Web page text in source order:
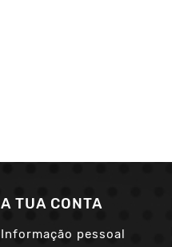
A TUA CONTA
Informação pessoal